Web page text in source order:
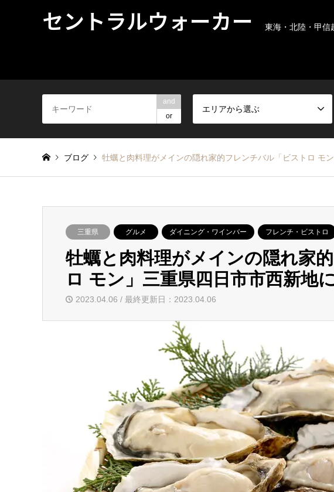
セントラルウォーカー 東海・北陸・甲信
and
or
エリアから選ぶ
ブログ 牡蠣と肉料理がメインの隠れ家的フレンチバル「ビストロ モ
三重県 グルメ ダイニング・ワインバー フレンチ・ビストロ
牡蠣と肉料理がメインの隠れ家
ロ モン」三重県四日市市西新地
2023.04.06 / 最終更新日：2023.04.06